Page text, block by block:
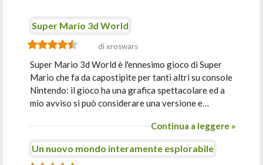
Super Mario 3d World
di xroswars
Super Mario 3d World è l'ennesimo gioco di Super
Mario che fa da capostipite per tanti altri su console
Nintendo: il gioco ha una grafica spettacolare ed a
mio avviso si può considerare una versione e…
Continua a leggere »
Un nuovo mondo interamente esplorabile